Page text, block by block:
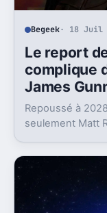
Begeek· 18 Juil
Le report
complique
James
Repoussé à
seulement Matt